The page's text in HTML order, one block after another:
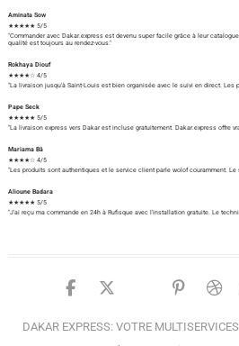
Aminata Sow
★★★★★ 5/5
"Commander avec Dakar.express est devenu super facile grâce à leur
qualité est toujours au rendez-vous."
Rokhaya Diouf
★★★★☆ 4/5
"La livraison jusqu'à Saint-Louis est bien organisée avec le suivi en direct. Les
Pape Seck
★★★★★ 5/5
"La livraison express vers Dakar est incluse gratuitement. Dakar.express offre
Mariama Bâ
★★★★☆ 4/5
"Les produits sont authentiques et le service client parle wolof couramment.
Alioune Badara
★★★★★ 5/5
"J'ai reçu ma commande en 24h à Rufisque avec l'installation gratuite. Le
facebook
twitter
google
DAKAR EXPRESS: VOTRE